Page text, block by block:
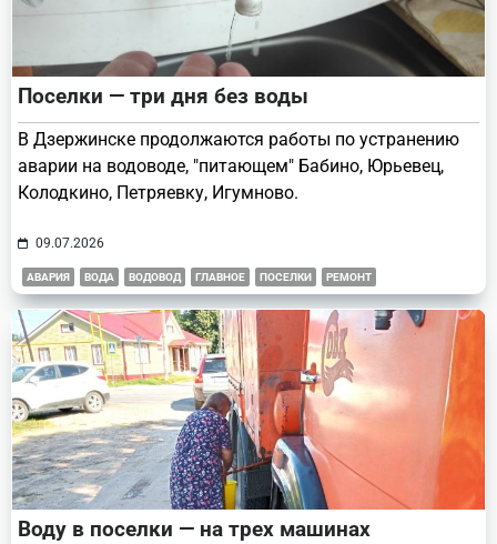
Поселки — три дня без воды
В Дзержинске продолжаются работы по устранению
аварии на водоводе, "питающем" Бабино, Юрьевец,
Колодкино, Петряевку, Игумново.
09.07.2026
АВАРИЯ ВОДА ВОДОВОД ГЛАВНОЕ ПОСЕЛКИ РЕМОНТ
Воду в поселки — на трех машинах